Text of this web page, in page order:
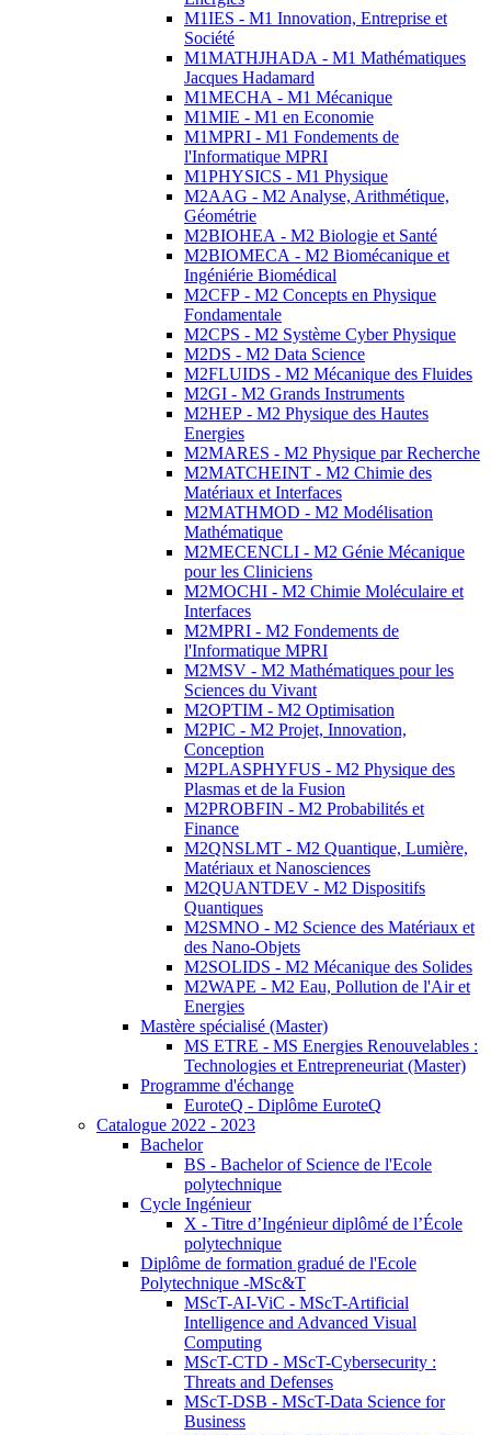
M1IES - M1 Innovation, Entreprise et
Société
M1MATHJHADA - M1 Mathématiques
Jacques Hadamard
M1MECHA - M1 Mécanique
M1MIE - M1 en Economie
M1MPRI - M1 Fondements de
l'Informatique MPRI
M1PHYSICS - M1 Physique
M2AAG - M2 Analyse, Arithmétique,
Géométrie
M2BIOHEA - M2 Biologie et Santé
M2BIOMECA - M2 Biomécanique et
Ingéniérie Biomédical
M2CFP - M2 Concepts en Physique
Fondamentale
M2CPS - M2 Système Cyber Physique
M2DS - M2 Data Science
M2FLUIDS - M2 Mécanique des Fluides
M2GI - M2 Grands Instruments
M2HEP - M2 Physique des Hautes
Energies
M2MARES - M2 Physique par Recherche
M2MATCHEINT - M2 Chimie des
Matériaux et Interfaces
M2MATHMOD - M2 Modélisation
Mathématique
M2MECENCLI - M2 Génie Mécanique
pour les Cliniciens
M2MOCHI - M2 Chimie Moléculaire et
Interfaces
M2MPRI - M2 Fondements de
l'Informatique MPRI
M2MSV - M2 Mathématiques pour les
Sciences du Vivant
M2OPTIM - M2 Optimisation
M2PIC - M2 Projet, Innovation,
Conception
M2PLASPHYFUS - M2 Physique des
Plasmas et de la Fusion
M2PROBFIN - M2 Probabilités et
Finance
M2QNSLMT - M2 Quantique, Lumière,
Matériaux et Nanosciences
M2QUANTDEV - M2 Dispositifs
Quantiques
M2SMNO - M2 Science des Matériaux et
des Nano-Objets
M2SOLIDS - M2 Mécanique des Solides
M2WAPE - M2 Eau, Pollution de l'Air et
Energies
Mastère spécialisé (Master)
MS ETRE - MS Energies Renouvelables :
Technologies et Entrepreneuriat (Master)
Programme d'échange
EuroteQ - Diplôme EuroteQ
Catalogue 2022 - 2023
Bachelor
BS - Bachelor of Science de l'Ecole
polytechnique
Cycle Ingénieur
X - Titre d’Ingénieur diplômé de l’École
polytechnique
Diplôme de formation gradué de l'Ecole
Polytechnique -MSc&T
MScT-AI-ViC - MScT-Artificial
Intelligence and Advanced Visual
Computing
MScT-CTD - MScT-Cybersecurity :
Threats and Defenses
MScT-DSB - MScT-Data Science for
Business